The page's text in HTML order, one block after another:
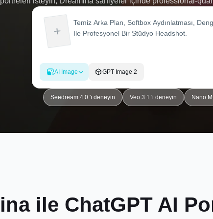
gerek yok - sadece bir istemi kopyalayın, yapıştırın ve
stüdyo düzeyinde
AI Image GPT Image 2
Seedream 4.0 'ı deneyin Veo 3.1 'i deneyin Nano
ile ChatGPT AI